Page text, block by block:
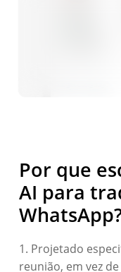
Por que
AI para
1. Projetado
reunião, em vez